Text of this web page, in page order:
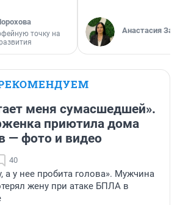
точку на
Анастасия
меня сумасшедшей».
приютила дома
— фото и видео
40
а у нее пробита голова». Мужчина
жену при атаке БПЛА в